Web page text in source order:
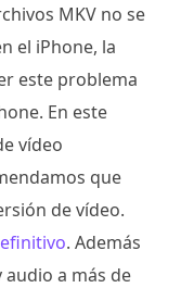
MKV no se
el iPhone, la
este problema
En este
vídeo
que
de vídeo.
. Además
a más de